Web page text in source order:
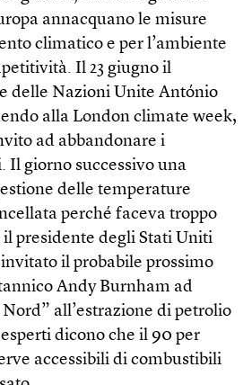
annacquano le misure
climatico e per l’ambiente
Il 23 giugno il
delle Nazioni Unite António
alla London climate week,
ad abbandonare i
Il giorno successivo una
delle temperature
perché faceva troppo
presidente degli Stati Uniti
il probabile prossimo
Andy Burnham ad
all’estrazione di petrolio
dicono che il 90 per
accessibili di combustibili